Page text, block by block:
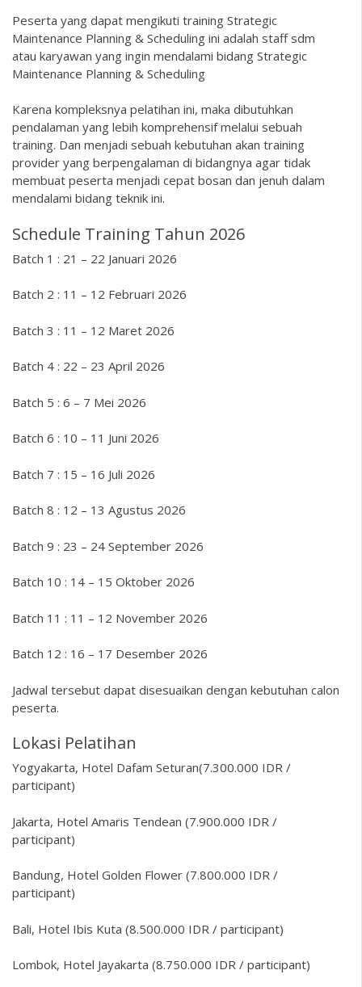
Peserta yang dapat mengikuti training Strategic
Maintenance Planning & Scheduling ini adalah staff sdm
atau karyawan yang ingin mendalami bidang Strategic
Maintenance Planning & Scheduling
Karena kompleksnya pelatihan ini, maka dibutuhkan
pendalaman yang lebih komprehensif melalui sebuah
training. Dan menjadi sebuah kebutuhan akan training
provider yang berpengalaman di bidangnya agar tidak
membuat peserta menjadi cepat bosan dan jenuh dalam
mendalami bidang teknik ini.
Schedule Training Tahun 2026
Batch 1 : 21 – 22 Januari 2026
Batch 2 : 11 – 12 Februari 2026
Batch 3 : 11 – 12 Maret 2026
Batch 4 : 22 – 23 April 2026
Batch 5 : 6 – 7 Mei 2026
Batch 6 : 10 – 11 Juni 2026
Batch 7 : 15 – 16 Juli 2026
Batch 8 : 12 – 13 Agustus 2026
Batch 9 : 23 – 24 September 2026
Batch 10 : 14 – 15 Oktober 2026
Batch 11 : 11 – 12 November 2026
Batch 12 : 16 – 17 Desember 2026
Jadwal tersebut dapat disesuaikan dengan kebutuhan calon
peserta.
Lokasi Pelatihan
Yogyakarta, Hotel Dafam Seturan(7.300.000 IDR /
participant)
Jakarta, Hotel Amaris Tendean (7.900.000 IDR /
participant)
Bandung, Hotel Golden Flower (7.800.000 IDR /
participant)
Bali, Hotel Ibis Kuta (8.500.000 IDR / participant)
Lombok, Hotel Jayakarta (8.750.000 IDR / participant)